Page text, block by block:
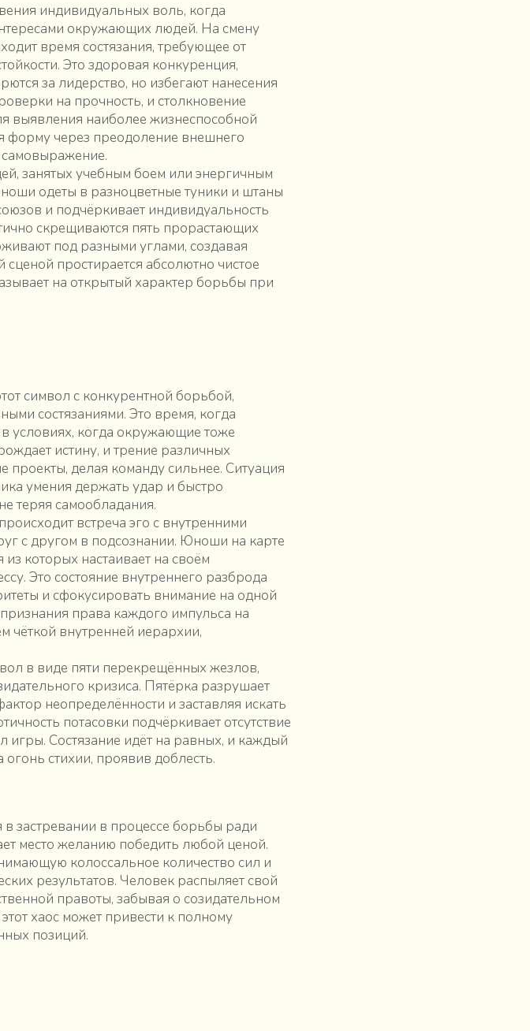
индивидуальных воль, когда
окружающих людей. На смену
время состязания, требующее от
Это здоровая конкуренция,
за лидерство, но избегают нанесения
на прочность, и столкновение
выявления наиболее жизнеспособной
форму через преодоление внешнего
занятых учебным боем или энергичным
одеты в разноцветные туники и штаны
и подчёркивает индивидуальность
скрещиваются пять прорастающих
под разными углами, создавая
простирается абсолютно чистое
на открытый характер борьбы при
символ с конкурентной борьбой,
состязаниями. Это время, когда
в условиях, когда окружающие тоже
истину, и трение различных
проекты, делая команду сильнее. Ситуация
умения держать удар и быстро
теряя самообладания.
встреча эго с внутренними
с другом в подсознании. Юноши на карте
которых настаивает на своём
Это состояние внутреннего разброда
и сфокусировать внимание на одной
права каждого импульса на
чёткой внутренней иерархии,
в виде пяти перекрещённых жезлов,
кризиса. Пятёрка разрушает
неопределённости и заставляя искать
потасовки подчёркивает отсутствие
игры. Состязание идёт на равных, и каждый
стихии, проявив доблесть.
в застревании в процессе борьбы ради
место желанию победить любой ценой.
колоссальное количество сил и
результатов. Человек распыляет свой
правоты, забывая о созидательном
хаос может привести к полному
позиций.